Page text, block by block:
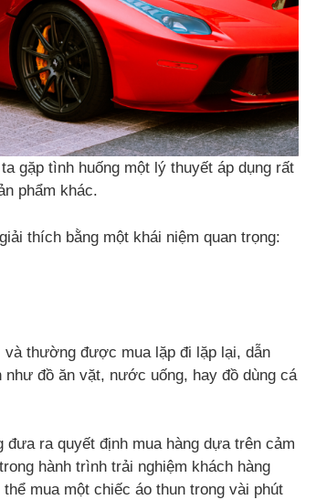
gặp tình huống một lý thuyết áp dụng rất
phẩm khác.
thích bằng một khái niệm quan trọng:
thường được mua lặp đi lặp lại, dẫn
như đồ ăn vặt, nước uống, hay đồ dùng cá
ra quyết định mua hàng dựa trên cảm
hành trình trải nghiệm khách hàng
mua một chiếc áo thun trong vài phút